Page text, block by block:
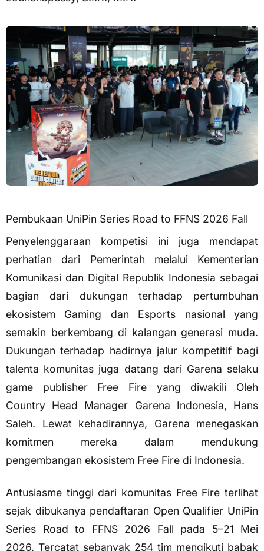
Pembukaan UniPin Series Road to FFNS 2026 Fall
Penyelenggaraan kompetisi ini juga mendapat
perhatian dari Pemerintah melalui Kementerian
Komunikasi dan Digital Republik Indonesia sebagai
bagian dari dukungan terhadap pertumbuhan
ekosistem Gaming dan Esports nasional yang
semakin berkembang di kalangan generasi muda.
Dukungan terhadap hadirnya jalur kompetitif bagi
talenta komunitas juga datang dari Garena selaku
game publisher Free Fire yang diwakili Oleh
Country Head Manager Garena Indonesia, Hans
Saleh. Lewat kehadirannya, Garena menegaskan
komitmen mereka dalam mendukung
pengembangan ekosistem Free Fire di Indonesia.
Antusiasme tinggi dari komunitas Free Fire terlihat
sejak dibukanya pendaftaran Open Qualifier UniPin
Series Road to FFNS 2026 Fall pada 5–21 Mei
2026. Tercatat sebanyak 254 tim mengikuti babak